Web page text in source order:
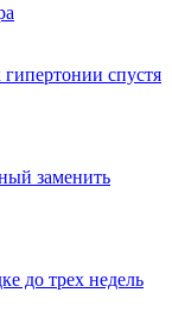
спустя
заменить
до трех недель